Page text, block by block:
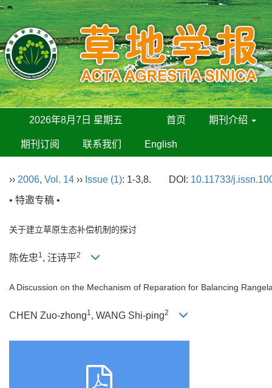
2026年8月7日 星期五 首页 期刊介绍
期刊订阅 联系我们 English
›› 2006, Vol. 14 ›› Issue (1): 1-3,8. DOI: 10.11733/
• 特邀专稿 •
关于建立草原生态补偿机制的探讨
陈佐忠1, 汪诗平2
A Discussion on the Mechanism of Reparation for Balancing
CHEN Zuo-zhong1, WANG Shi-ping2